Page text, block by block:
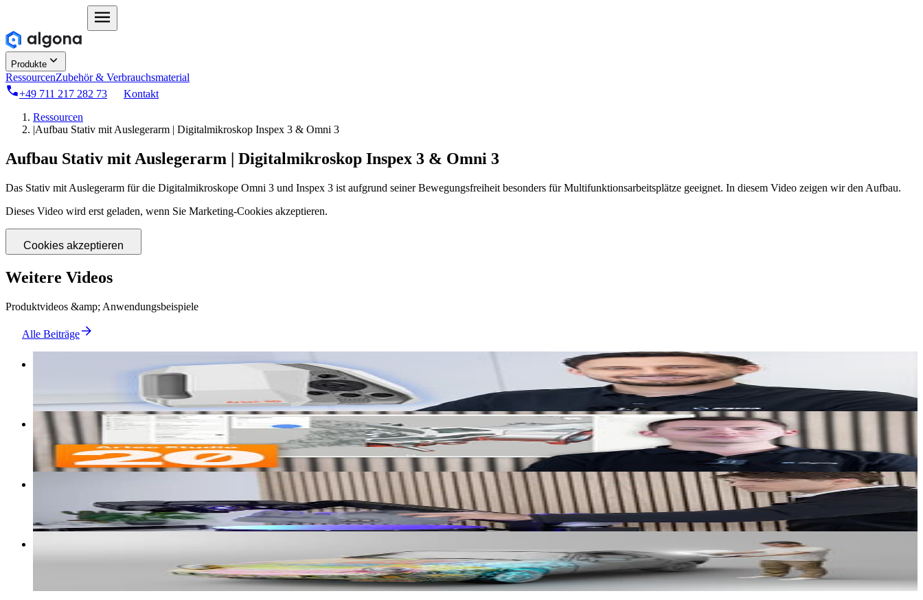
Produkte
RessourcenZubehör & Verbrauchsmaterial
+49 711 217 282 73
Kontakt
Ressourcen
|Aufbau Stativ mit Auslegerarm | Digitalmikroskop Inspex 3 & Omni 3
Aufbau Stativ mit Auslegerarm | Digitalmikroskop Inspex 3 & Omni 3
Das Stativ mit Auslegerarm für die Digitalmikroskope Omni 3 und Inspex 3 ist aufgrund seiner Bewegungsfreiheit besonders für Multifunktionsarbeitsplätze geeignet. In diesem Video zeigen wir den Aufbau.
Dieses Video wird erst geladen, wenn Sie Marketing-Cookies akzeptieren.
Cookies akzeptieren
Weitere Videos
Produktvideos &amp; Anwendungsbeispiele
Alle Beiträge
Artec Spider 2 3D Scanner | Erster Eindruck [Review]
Video
Artec Studio 20: Das sind die neuen Funktionen
Der erste Eindruck vom ZEISS ScanPort | Automatisierungslösung für 3D Scanner
3D Scan des Porsche 928 Art Car der BANZAI Collection | Digitaler Zwilling mit Artec Leo